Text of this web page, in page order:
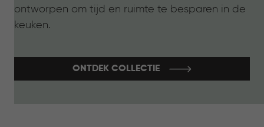
ontworpen om tijd en ruimte te besparen in de
keuken.
ONTDEK COLLECTIE